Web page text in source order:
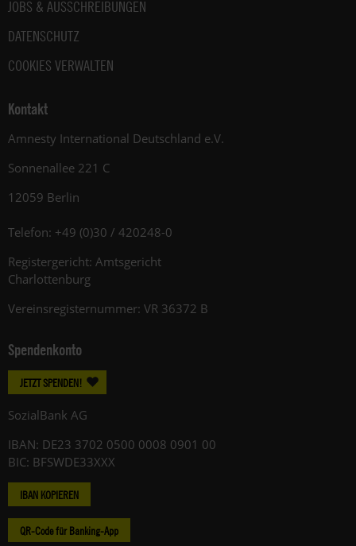
JOBS & AUSSCHREIBUNGEN
DATENSCHUTZ
COOKIES VERWALTEN
Kontakt
Amnesty International Deutschland e.V.
Sonnenallee 221 C
12059 Berlin
Telefon: +49 (0)30 / 420248-0
Registergericht: Amtsgericht
Charlottenburg
Vereinsregisternummer: VR 36372 B
Spendenkonto
JETZT SPENDEN!
SozialBank AG
IBAN: DE23 3702 0500 0008 0901 00
BIC: BFSWDE33XXX
IBAN KOPIEREN
QR-Code für Banking-App